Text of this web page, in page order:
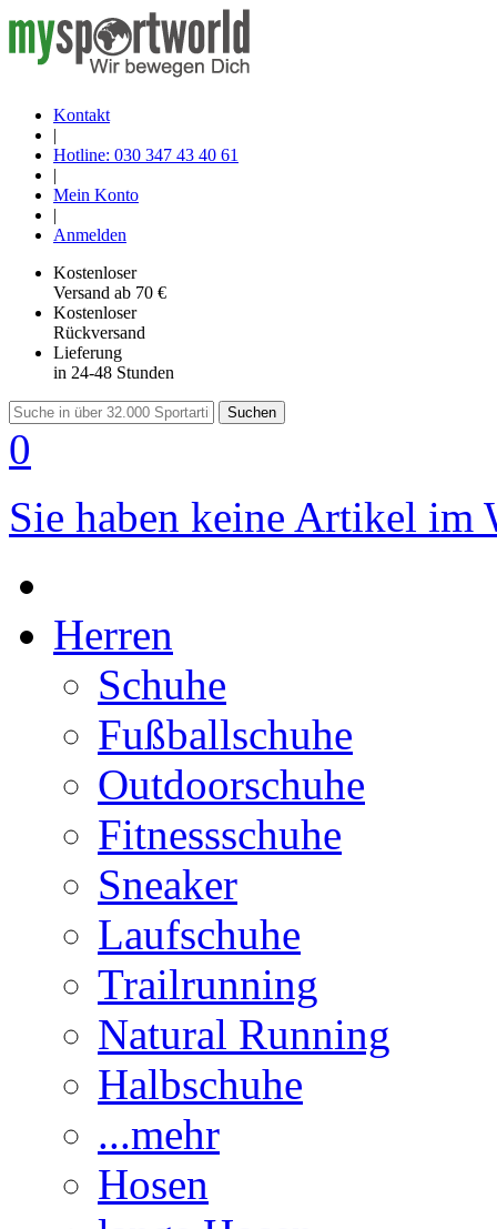
Kontakt
|
Hotline: 030 347 43 40 61
|
Mein Konto
|
Anmelden
Kostenloser
Versand ab 70 €
Kostenloser
Rückversand
Lieferung
in 24-48 Stunden
Suchen
0
Sie haben keine Artikel im
Herren
Schuhe
Fußballschuhe
Outdoorschuhe
Fitnessschuhe
Sneaker
Laufschuhe
Trailrunning
Natural Running
Halbschuhe
...mehr
Hosen